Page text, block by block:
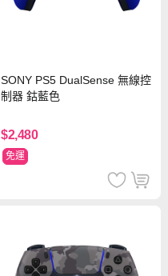
SONY PS5 DualSense 無線控
制器 鈷藍色
$2,480
免運